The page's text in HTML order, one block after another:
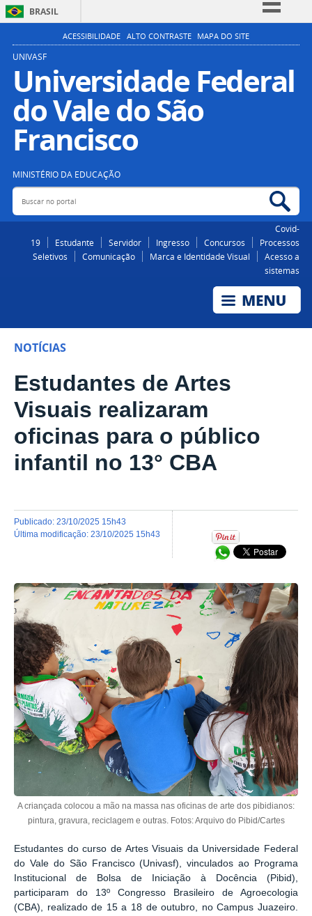
BRASIL
Simplifique!
Participe
Acesso à informação
Legislação
ACESSIBILIDADE ALTO CONTRASTE MAPA DO SITE
UNIVASF
Universidade Federal
do Vale do São
Francisco
MINISTÉRIO DA EDUCAÇÃO
Buscar no portal
Covid-
19
Estudante Servidor Ingresso Concursos
Processos
Seletivos
Comunicação Marca e Identidade Visual
Acesso a
sistemas
NOTÍCIAS
Estudantes de Artes
Visuais realizaram
oficinas para o público
infantil no 13° CBA
Compartilhar no
publicado: 23/10/2025 15h43
última modificação: 23/10/2025 15h43
A criançada colocou a mão na massa nas oficinas de arte dos pibidianos:
pintura, gravura, reciclagem e outras. Fotos: Arquivo do Pibid/Cartes
Estudantes do curso de Artes Visuais da Universidade Federal
do Vale do São Francisco (Univasf), vinculados ao Programa
Institucional de Bolsa de Iniciação à Docência (Pibid),
participaram do 13º Congresso Brasileiro de Agroecologia
(CBA), realizado de 15 a 18 de outubro, no Campus Juazeiro.